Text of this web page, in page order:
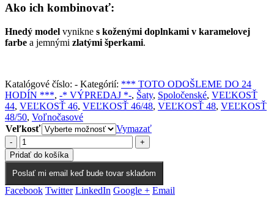
Ako ich kombinovať:
Hnedý model vynikne s koženými doplnkami v karamelovej
farbe a jemnými zlatými šperkami.
Katalógové číslo: - Kategórií: *** TOTO ODOŠLEME DO 24
HODÍN ***, -* VÝPREDAJ *-, Šaty, Spoločenské, VEĽKOSŤ
44, VEĽKOSŤ 46, VEĽKOSŤ 46/48, VEĽKOSŤ 48, VEĽKOSŤ
48/50, Voľnočasové
Veľkosť
Vymazať
-
+
Pridať do košíka
Poslať mi email keď bude tovar skladom
Facebook Twitter LinkedIn Google + Email